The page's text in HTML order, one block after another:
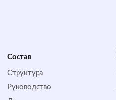
Состав
Структура
Руководство